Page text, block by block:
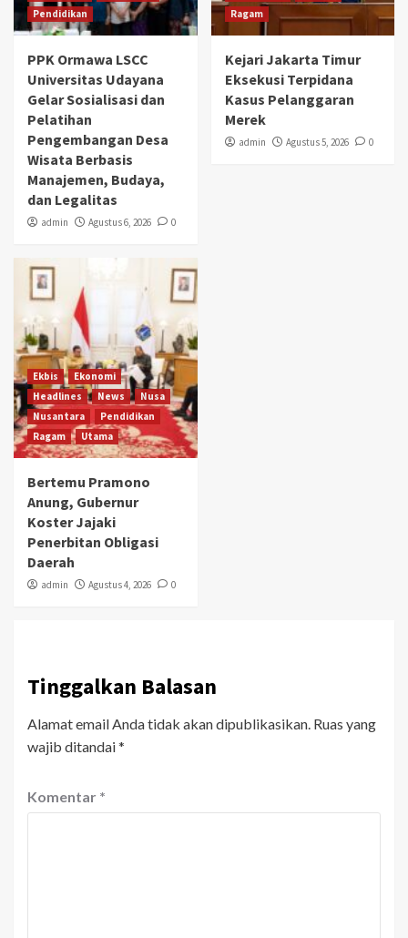
Pendidikan
PPK Ormawa LSCC
Universitas Udayana
Gelar Sosialisasi dan
Pelatihan
Pengembangan Desa
Wisata Berbasis
Manajemen, Budaya,
dan Legalitas
admin Agustus 6, 2026 0
Ragam
Kejari Jakarta Timur
Eksekusi Terpidana
Kasus Pelanggaran
Merek
admin Agustus 5, 2026 0
Ekbis
Ekonomi
Headlines
News
Nusa
Nusantara
Pendidikan
Ragam
Utama
Bertemu Pramono
Anung, Gubernur
Koster Jajaki
Penerbitan Obligasi
Daerah
admin Agustus 4, 2026 0
Tinggalkan Balasan
Alamat email Anda tidak akan dipublikasikan. Ruas yang
wajib ditandai*
Komentar *